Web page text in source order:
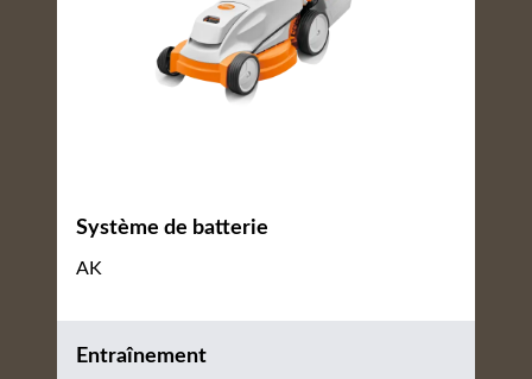
Système de batterie
AK
Entraînement